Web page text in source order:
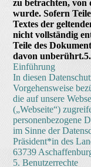
zu betrachten, von
wurde. Sofern
Textes der
nicht vollständig
Teile des
davon unberührt.
Einführung
In diesen
Vorgehensweise
die auf unsere
(„Webseite“)
personenbezogene
im Sinne der
Präsident*in des
63739
5. Benutzerrechte